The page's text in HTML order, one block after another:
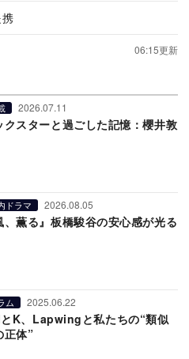
06:15更新
2026.07.11
クスターと過ごした記憶：櫻井敦
ドラマ 2026.08.05
、薫る』板橋駿谷の安心感が光る
ム 2025.06.22
K、Lapwingと私たちの“類似
正体”